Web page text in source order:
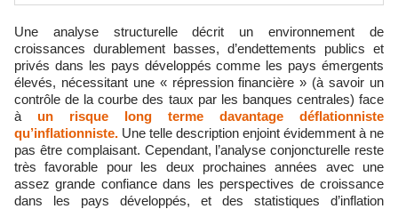
Une analyse structurelle décrit un environnement de
croissances durablement basses, d’endettements publics et
privés dans les pays développés comme les pays émergents
élevés, nécessitant une « répression financière » (à savoir un
contrôle de la courbe des taux par les banques centrales) face
à un risque long terme davantage déflationniste
qu’inflationniste. Une telle description enjoint évidemment à ne
pas être complaisant. Cependant, l’analyse conjoncturelle reste
très favorable pour les deux prochaines années avec une
assez grande confiance dans les perspectives de croissance
dans les pays développés, et des statistiques d’inflation